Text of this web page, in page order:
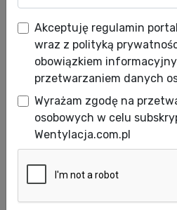
Emerson
wprowadza na
serię chillerów
Data publikacji: 17.01.2011
Data aktualizacji: 18.01.2011
Liebert HPC-M –
centrów danych
zastosowaniu
Akceptuję regulamin
wraz z polityką
obowiązkiem
przetwarzaniem danych
Wyrażam zgodę na
osobowych w celu
Wentylacja.com.pl